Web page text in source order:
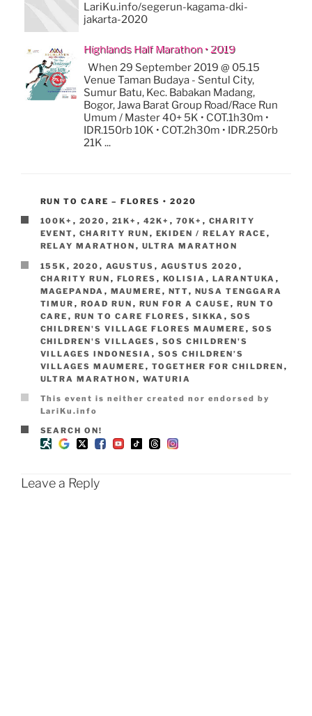
LariKu.info/segerun-kagama-dki-
jakarta-2020
Highlands Half Marathon • 2019
When 29 September 2019 @ 05.15
Venue Taman Budaya - Sentul City,
Sumur Batu, Kec. Babakan Madang,
Bogor, Jawa Barat Group Road/Race Run
Umum / Master 40+ 5K • COT.1h30m •
IDR.150rb 10K • COT.2h30m • IDR.250rb
21K ...
POSTTITLE
RUN TO CARE – FLORES • 2020
CATEGORIES
100K+ , 2020 , 21K+ , 42K+ , 70K+ , CHARITY
EVENT, CHARITY RUN , EKIDEN / RELAY RACE ,
RELAY MARATHON , ULTRA MARATHON
TAGS
155K , 2020 , AGUSTUS , AGUSTUS 2020 ,
CHARITY RUN , FLORES , KOLISIA , LARANTUKA ,
MAGEPANDA , MAUMERE , NTT, NUSA TENGGARA
TIMUR , ROAD RUN , RUN FOR A CAUSE , RUN TO
CARE , RUN TO CARE FLORES , SIKKA , SOS
CHILDREN'S VILLAGE FLORES MAUMERE , SOS
CHILDREN'S VILLAGES , SOS CHILDREN'S
VILLAGES INDONESIA , SOS CHILDREN’S
VILLAGES MAUMERE , TOGETHER FOR CHILDREN ,
ULTRA MARATHON , WATURIA
DISCLAIMER
This event is neither created nor endorsed by
LariKu.info
SEARCHON
SEARCH ON!
Leave a Reply